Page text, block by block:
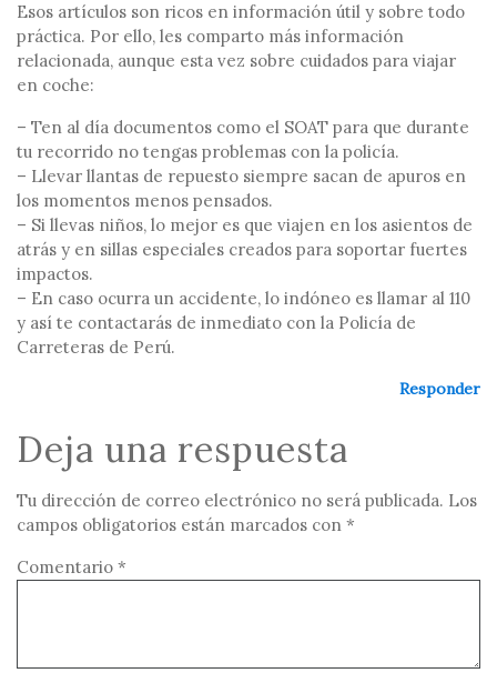
Esos artículos son ricos en información útil y sobre todo
práctica. Por ello, les comparto más información
relacionada, aunque esta vez sobre cuidados para viajar
en coche:
– Ten al día documentos como el SOAT para que durante
tu recorrido no tengas problemas con la policía.
– Llevar llantas de repuesto siempre sacan de apuros en
los momentos menos pensados.
– Si llevas niños, lo mejor es que viajen en los asientos de
atrás y en sillas especiales creados para soportar fuertes
impactos.
– En caso ocurra un accidente, lo indóneo es llamar al 110
y así te contactarás de inmediato con la Policía de
Carreteras de Perú.
Responder
Deja una respuesta
Tu dirección de correo electrónico no será publicada. Los
campos obligatorios están marcados con *
Comentario *